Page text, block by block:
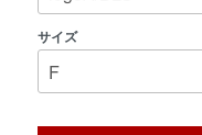
サイズ